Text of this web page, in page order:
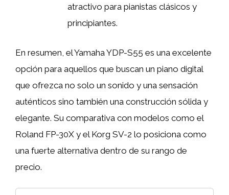
atractivo para pianistas clásicos y
principiantes.
En resumen, el Yamaha YDP-S55 es una excelente
opción para aquellos que buscan un piano digital
que ofrezca no solo un sonido y una sensación
auténticos sino también una construcción sólida y
elegante. Su comparativa con modelos como el
Roland FP-30X y el Korg SV-2 lo posiciona como
una fuerte alternativa dentro de su rango de
precio.